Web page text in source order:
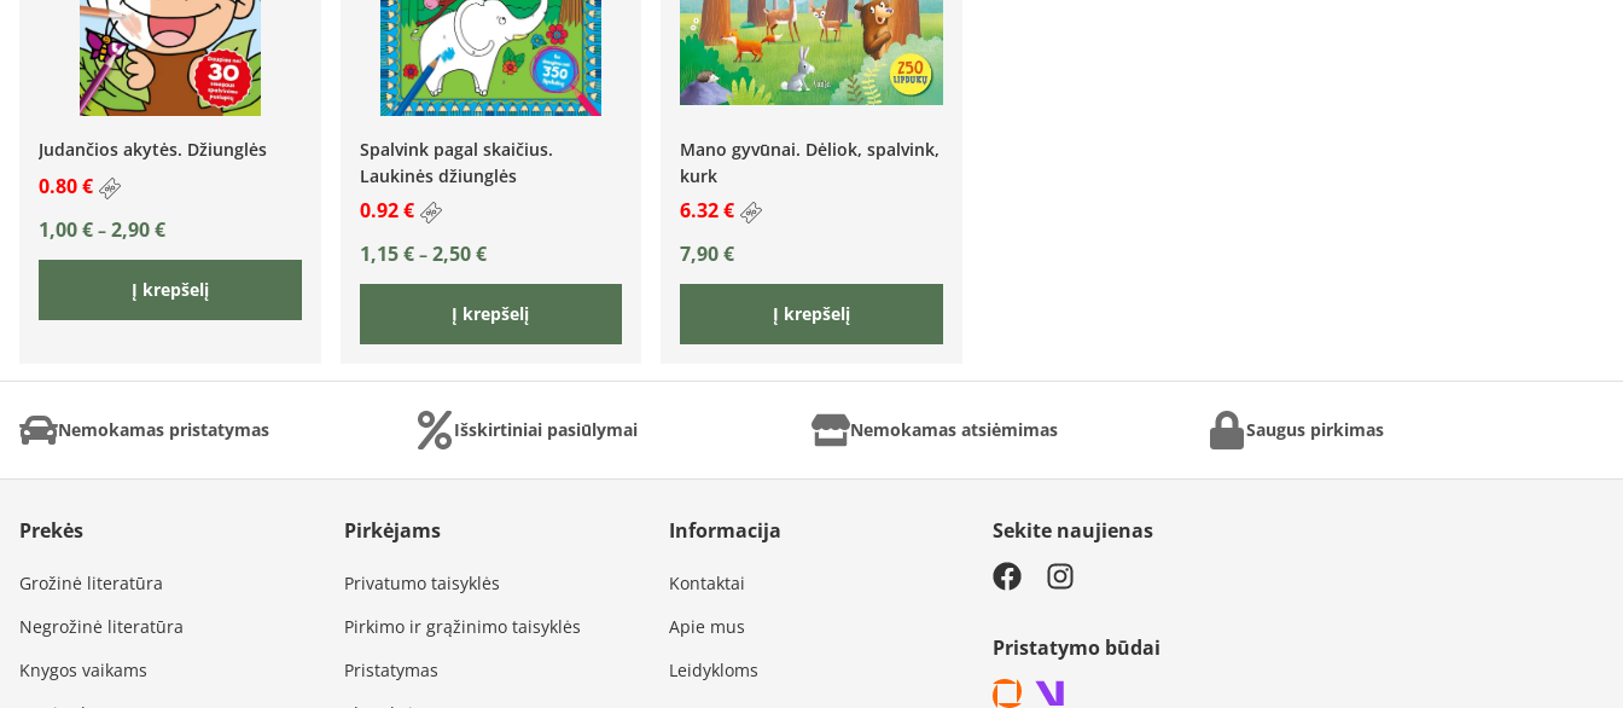
Judančios akytės. Džiunglės
0.80 €
1,00€ – 2,90€
Į krepšelį
Spalvink pagal skaičius.
Laukinės džiunglės
0.92 €
1,15€ – 2,50€
Į krepšelį
Mano gyvūnai. Dėliok, spalvink,
kurk
6.32 €
7,90€
Į krepšelį
Nemokamas pristatymas Išskirtiniai pasiūlymai Nemokamas atsiėmimas Saugus pirkimas
Prekės
Grožinė literatūra
Negrožinė literatūra
Knygos vaikams
Pirkėjams
Privatumo taisyklės
Pirkimo ir grąžinimo taisyklės
Pristatymas
Informacija
Kontaktai
Apie mus
Leidykloms
Sekite naujienas
Pristatymo būdai